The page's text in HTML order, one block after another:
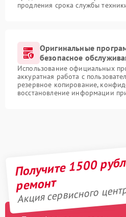
продления срока службы
Оригинальные
безопасное
Использование официальных
аккуратная работа с
резервное копирование,
восстановление информации
Получите 1500
ремонт
Акция сервисного